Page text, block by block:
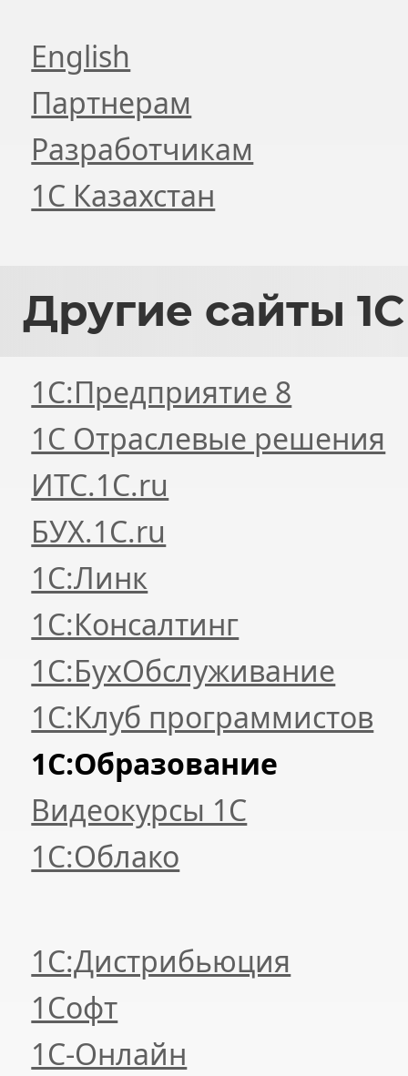
English
Партнерам
Разработчикам
1С Казахстан
Другие сайты 1С
1С:Предприятие 8
1С Отраслевые решения
ИТС.1C.ru
БУХ.1С.ru
1С:Линк
1С:Консалтинг
1С:БухОбслуживание
1С:Клуб программистов
1С:Образование
Видеокурсы 1С
1С:Облако
1С:Дистрибьюция
1Софт
1С-Онлайн